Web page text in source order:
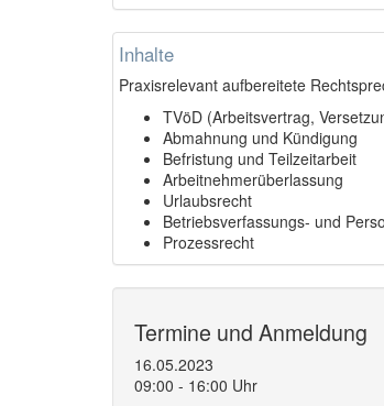
Inhalte
Praxisrelevant aufbereitete
TVöD (Arbeitsvertrag,
Abmahnung und Kündigung
Befristung und Teilzeitarbeit
Arbeitnehmerüberlassung
Urlaubsrecht
Betriebsverfassungs- und
Prozessrecht
Termine und Anmeldung
16.05.2023
09:00 - 16:00 Uhr